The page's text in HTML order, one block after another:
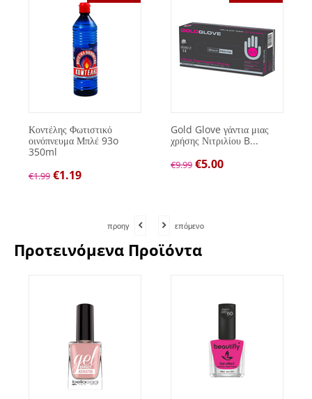
Κοντέλης Φωτιστικό
οινόπνευμα Μπλέ 93o
350ml
€1.99 €1.19
Gold Glove γάντια μιας
χρήσης Νιτριλίου B...
€9.99 €5.00
προηγ επόμενο
Προτεινόμενα Προϊόντα